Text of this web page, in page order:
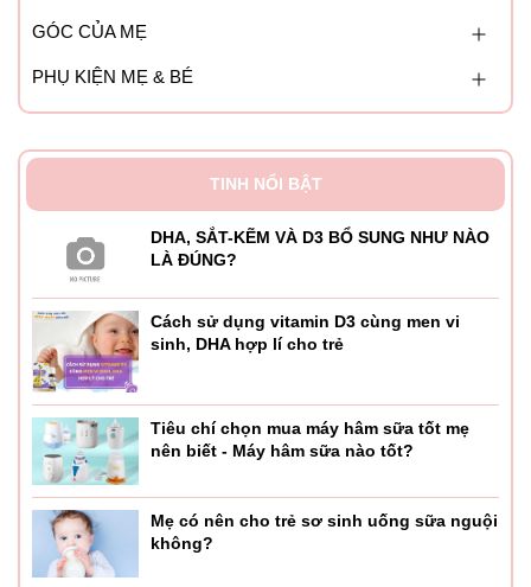
GÓC CỦA MẸ
PHỤ KIỆN MẸ & BÉ
TINH NỔI BẬT
DHA, SẮT-KẼM VÀ D3 BỔ SUNG NHƯ NÀO
LÀ ĐÚNG?
Cách sử dụng vitamin D3 cùng men vi
sinh, DHA hợp lí cho trẻ
Tiêu chí chọn mua máy hâm sữa tốt mẹ
nên biết - Máy hâm sữa nào tốt?
Mẹ có nên cho trẻ sơ sinh uống sữa nguội
không?